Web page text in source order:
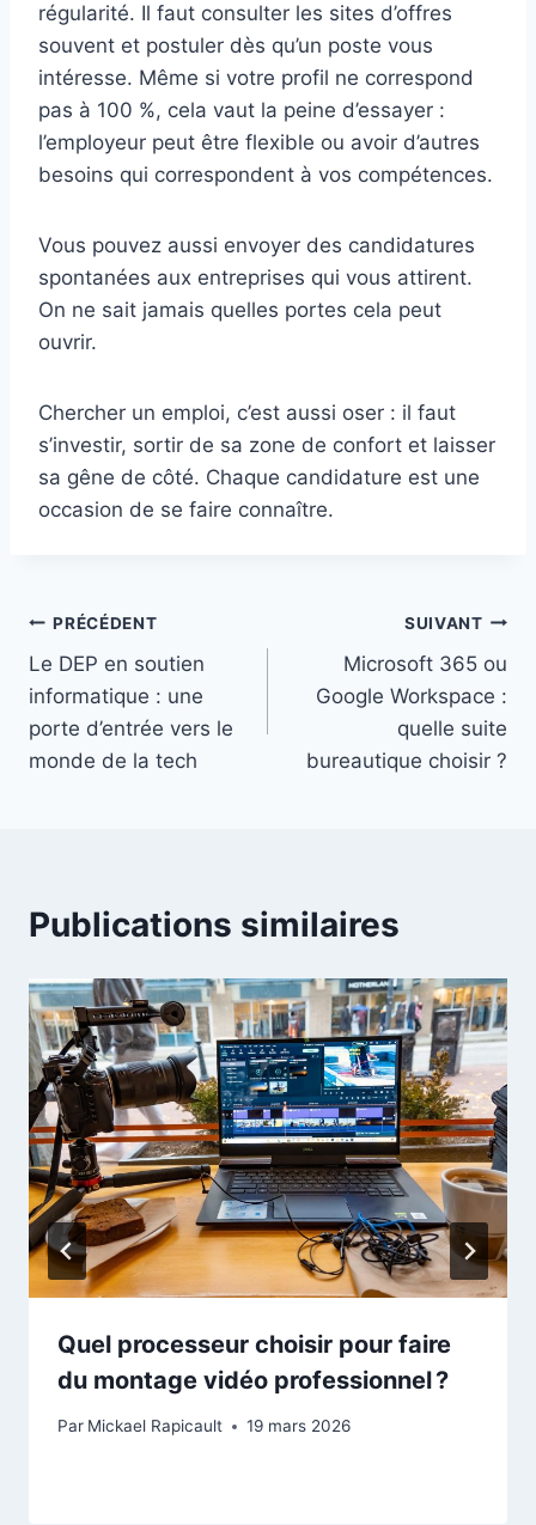
régularité. Il faut consulter les sites d’offres
souvent et postuler dès qu’un poste vous
intéresse. Même si votre profil ne correspond
pas à 100 %, cela vaut la peine d’essayer :
l’employeur peut être flexible ou avoir d’autres
besoins qui correspondent à vos compétences.
Vous pouvez aussi envoyer des candidatures
spontanées aux entreprises qui vous attirent.
On ne sait jamais quelles portes cela peut
ouvrir.
Chercher un emploi, c’est aussi oser : il faut
s’investir, sortir de sa zone de confort et laisser
sa gêne de côté. Chaque candidature est une
occasion de se faire connaître.
Navigation
de
l’article
PRÉCÉDENT
Le DEP en soutien
informatique : une
porte d’entrée vers le
monde de la tech
SUIVANT
Microsoft 365 ou
Google Workspace :
quelle suite
bureautique choisir ?
Publications similaires
Quel processeur choisir pour faire
du montage vidéo professionnel ?
Par Mickael Rapicault 19 mars 2026